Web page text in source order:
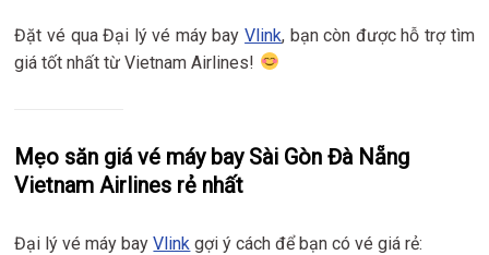
Đặt vé qua Đại lý vé máy bayVlink, bạn còn được hỗ trợ tìm
giá tốt nhất từ Vietnam Airlines!
Mẹo săn giá vé máy bay Sài Gòn Đà Nẵng
Vietnam Airlines rẻ nhất
Đại lý vé máy bayVlink gợi ý cách để bạn có vé giá rẻ: